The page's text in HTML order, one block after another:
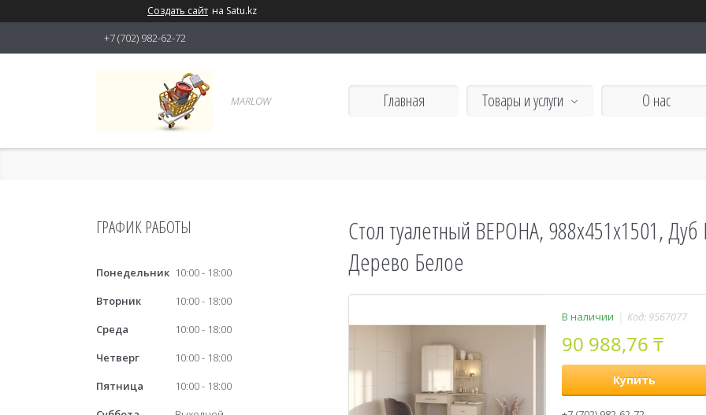
Создать сайт на Satu.kz
+7 (702) 982-62-72
MARLOW Главная Товары и услуги О нас
Стол туалетный ВЕРОНА, 988х451х1501,
Дерево Белое
В наличии Код: 9567077
90 988,76 ₸
Купить
ГРАФИК РАБОТЫ
Понедельник 10:00
18:00
Вторник
10:00
18:00
Среда
10:00
18:00
Четверг
10:00
18:00
Пятница
10:00
18:00